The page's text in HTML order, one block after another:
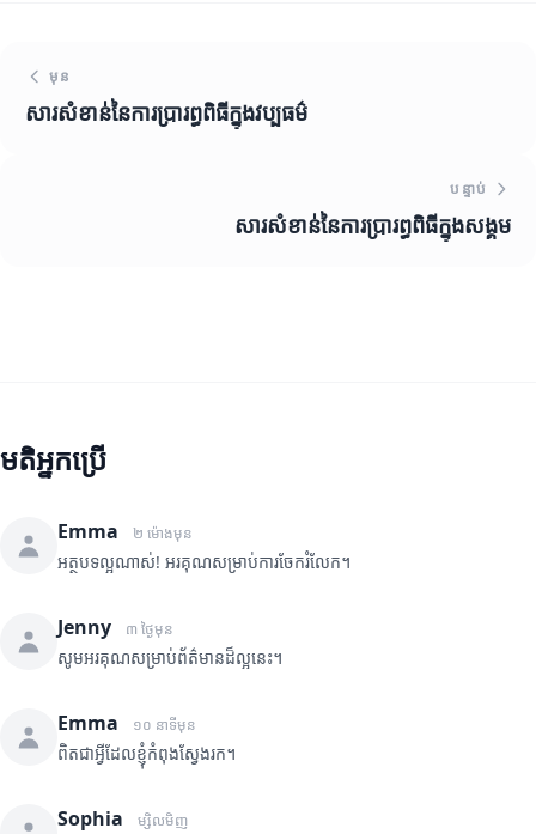
មុន
សារសំខាន់នៃការប្រារព្ធពិធីក្នុងវប្បធម៌
បន្ទាប់
សារសំខាន់នៃការប្រារព្ធពិធីក្នុងសង្គម
មតិអ្នកប្រើ
Emma ២ ម៉ោងមុន
អត្ថបទល្អណាស់! អរគុណសម្រាប់ការចែករំលែក។
Jenny ៣ ថ្ងៃមុន
សូមអរគុណសម្រាប់ព័ត៌មានដ៏ល្អនេះ។
Emma ១០ នាទីមុន
ពិតជាអ្វីដែលខ្ញុំកំពុងស្វែងរក។
Sophia ម្សិលមិញ